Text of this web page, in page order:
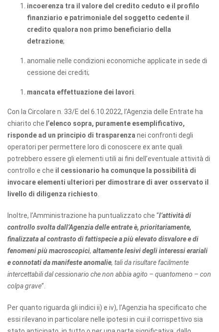
incoerenza tra il valore del credito ceduto e il profilo
finanziario e patrimoniale del soggetto cedente il
credito qualora non primo beneficiario della
detrazione;
anomalie nelle condizioni economiche applicate in sede di
cessione dei crediti;
mancata effettuazione dei lavori.
Con la Circolare n. 33/E del 6.10.2022, l’Agenzia delle Entrate ha
chiarito che l’elenco sopra, puramente esemplificativo,
risponde ad un principio di trasparenza nei confronti degli
operatori per permettere loro di conoscere ex ante quali
potrebbero essere gli elementi utili ai fini dell’eventuale attività di
controllo e che il cessionario ha comunque la possibilità di
invocare elementi ulteriori per dimostrare di aver osservato il
livello di diligenza richiesto.
Inoltre, l’Amministrazione ha puntualizzato che “l’attività di
controllo svolta dall’Agenzia delle entrate è, prioritariamente,
finalizzata al contrasto di fattispecie a più elevato disvalore e di
fenomeni più macroscopici, altamente lesivi degli interessi erariali
e connotati da manifeste anomalie, tali da risultare facilmente
intercettabili dal cessionario che non abbia agito – quantomeno – con
colpa grave”.
Per quanto riguarda gli indici ii) e iv), l’Agenzia ha specificato che
essi rilevano in particolare nelle ipotesi in cui il corrispettivo sia